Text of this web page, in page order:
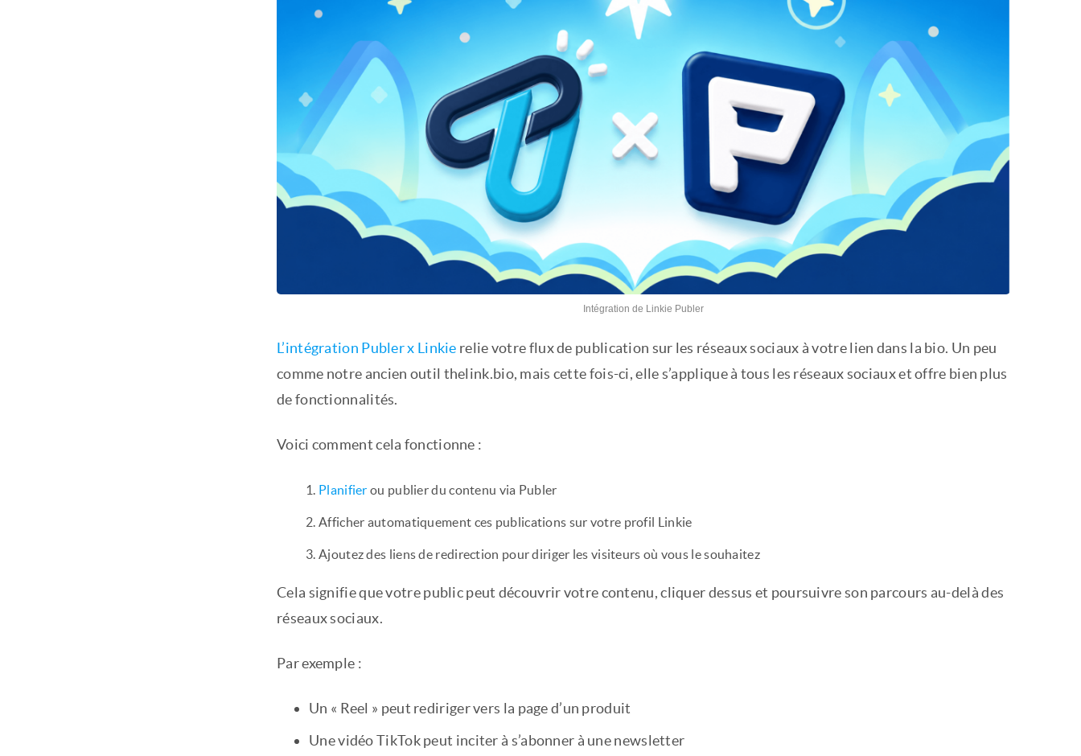
Intégration de Linkie Publer
L’intégration Publer x Linkie relie votre flux de publication sur les réseaux sociaux à votre lien dans la bio. Un peu
comme notre ancien outil thelink.bio, mais cette fois-ci, elle s’applique à tous les réseaux sociaux et offre bien plus
de fonctionnalités.
Voici comment cela fonctionne :
Planifier ou publier du contenu via Publer
Afficher automatiquement ces publications sur votre profil Linkie
Ajoutez des liens de redirection pour diriger les visiteurs où vous le souhaitez
Cela signifie que votre public peut découvrir votre contenu, cliquer dessus et poursuivre son parcours au-delà des
réseaux sociaux.
Par exemple :
Un « Reel » peut rediriger vers la page d’un produit
Une vidéo TikTok peut inciter à s’abonner à une newsletter